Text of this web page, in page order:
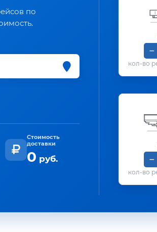
по
Стоимость
доставки
0 руб.